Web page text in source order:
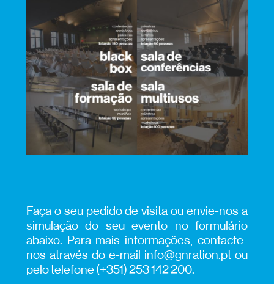
Faça o seu pedido de visita ou envie-nos a
simulação do seu evento no formulário
abaixo. Para mais informações, contacte-
nos através do e-mail info@gnration.pt ou
pelo telefone (+351) 253 142 200.